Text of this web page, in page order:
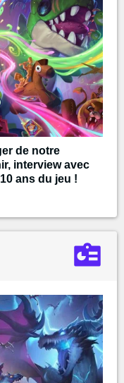
de notre
interview avec
ans du jeu !